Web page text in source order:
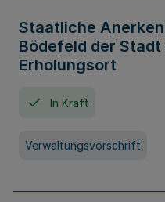
Staatliche
Bödefeld der
Erholungsort
In Kraft
Verwaltungsvorschrift